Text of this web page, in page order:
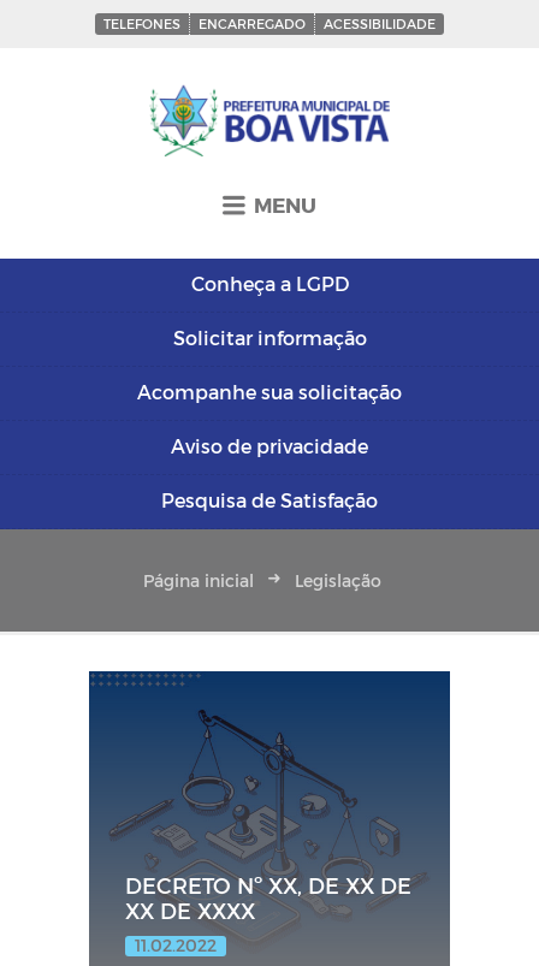
TELEFONES ENCARREGADO ACESSIBILIDADE
MENU
Conheça a LGPD
Solicitar informação
Acompanhe sua solicitação
Aviso de privacidade
Pesquisa de Satisfação
Página inicial Legislação
DECRETO Nº XX, DE XX DE
XX DE XXXX
11.02.2022